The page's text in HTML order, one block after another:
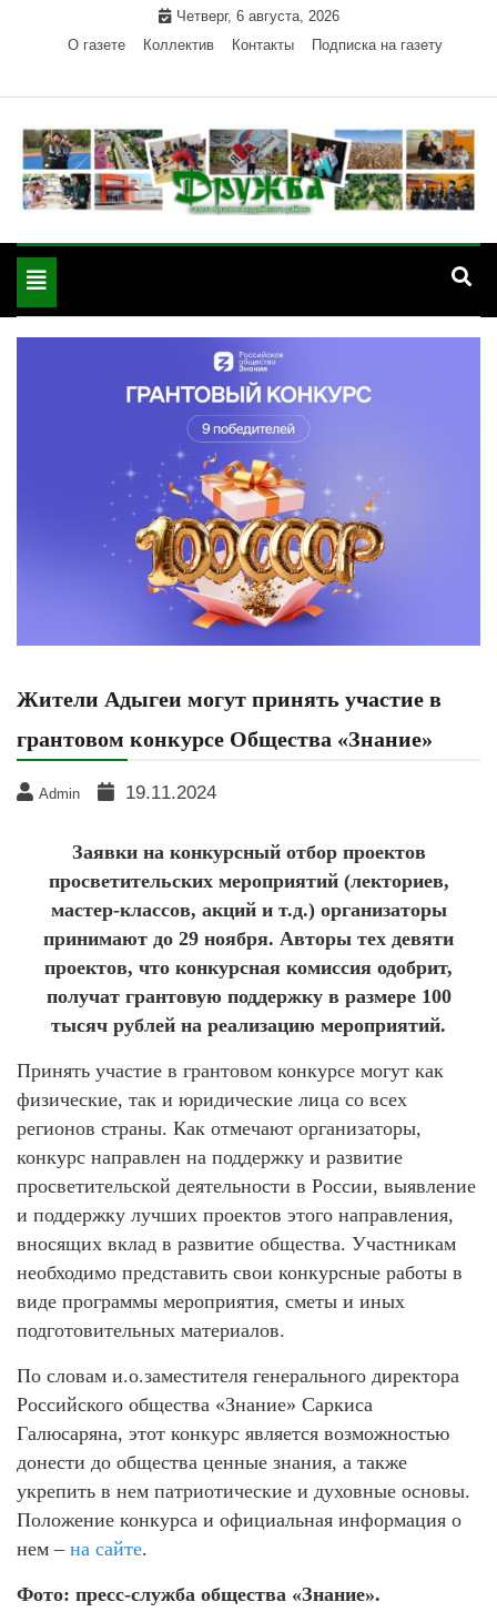
Четверг, 6 августа, 2026
О газете
Коллектив Контакты Подписка на газету
"Дружба" — газета
района РА
Красногвардейского района Республики Адыгея
Toggle
navigation
Жители Адыгеи могут принять участие в
грантовом конкурсе Общества «Знание»
Admin 19.11.2024
Заявки на конкурсный отбор проектов
просветительских мероприятий (лекториев,
мастер-классов, акций и т.д.) организаторы
принимают до 29 ноября. Авторы тех девяти
проектов, что конкурсная комиссия одобрит,
получат грантовую поддержку в размере 100
тысяч рублей на реализацию мероприятий.
Принять участие в грантовом конкурсе могут как
физические, так и юридические лица со всех
регионов страны. Как отмечают организаторы,
конкурс направлен на поддержку и развитие
просветительской деятельности в России, выявление
и поддержку лучших проектов этого направления,
вносящих вклад в развитие общества. Участникам
необходимо представить свои конкурсные работы в
виде программы мероприятия, сметы и иных
подготовительных материалов.
По словам и.о.заместителя генерального директора
Российского общества «Знание» Саркиса
Галюсаряна, этот конкурс является возможностью
донести до общества ценные знания, а также
укрепить в нем патриотические и духовные основы.
Положение конкурса и официальная информация о
нем – на сайте.
Фото: пресс-служба общества «Знание».